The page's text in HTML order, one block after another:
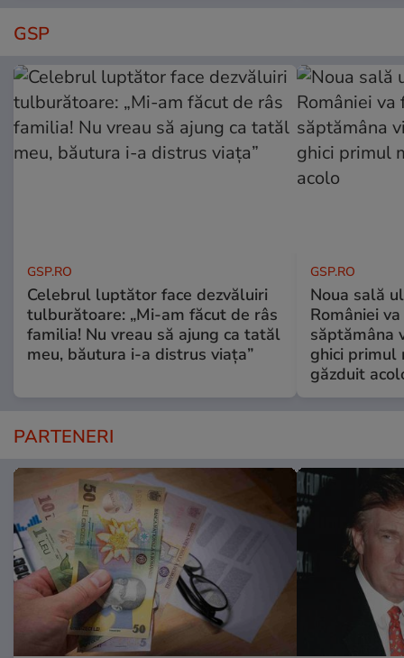
GSP
GSP.RO
Celebrul luptător face dezvăluiri
tulburătoare: „Mi-am făcut de râs
familia! Nu vreau să ajung ca tatăl
meu, băutura i-a distrus viața”
GSP.RO
Noua sală
României
săptămâna
ghici primul
găzduit
PARTENERI